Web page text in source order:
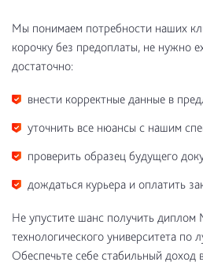
Мы понимаем потребности наших
корочку без предоплаты, не нужно
достаточно:
внести корректные данные в
уточнить все нюансы с нашим
проверить образец будущего
дождаться курьера и оплатить
Не упустите шанс получить диплом
технологического университета по
Обеспечьте себе стабильный доход